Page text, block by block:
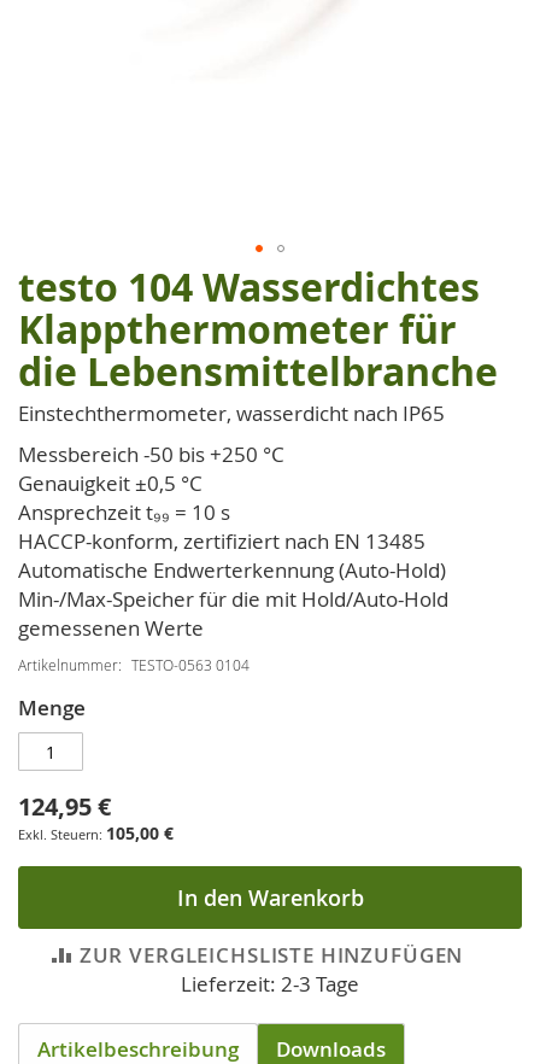
Zum
Anfang
der
Bildgalerie
springen
testo 104 Wasserdichtes
Klappthermometer für
die Lebensmittelbranche
Einstechthermometer, wasserdicht nach IP65
Messbereich -50 bis +250 °C
Genauigkeit ±0,5 °C
Ansprechzeit t₉₉ = 10 s
HACCP-konform, zertifiziert nach EN 13485
Automatische Endwerterkennung (Auto-Hold)
Min-/Max-Speicher für die mit Hold/Auto-Hold
gemessenen Werte
Artikelnummer TESTO-0563 0104
Menge
124,95 €
105,00 €
In den Warenkorb
ZUR VERGLEICHSLISTE HINZUFÜGEN
Lieferzeit: 2-3 Tage
Artikelbeschreibung Downloads